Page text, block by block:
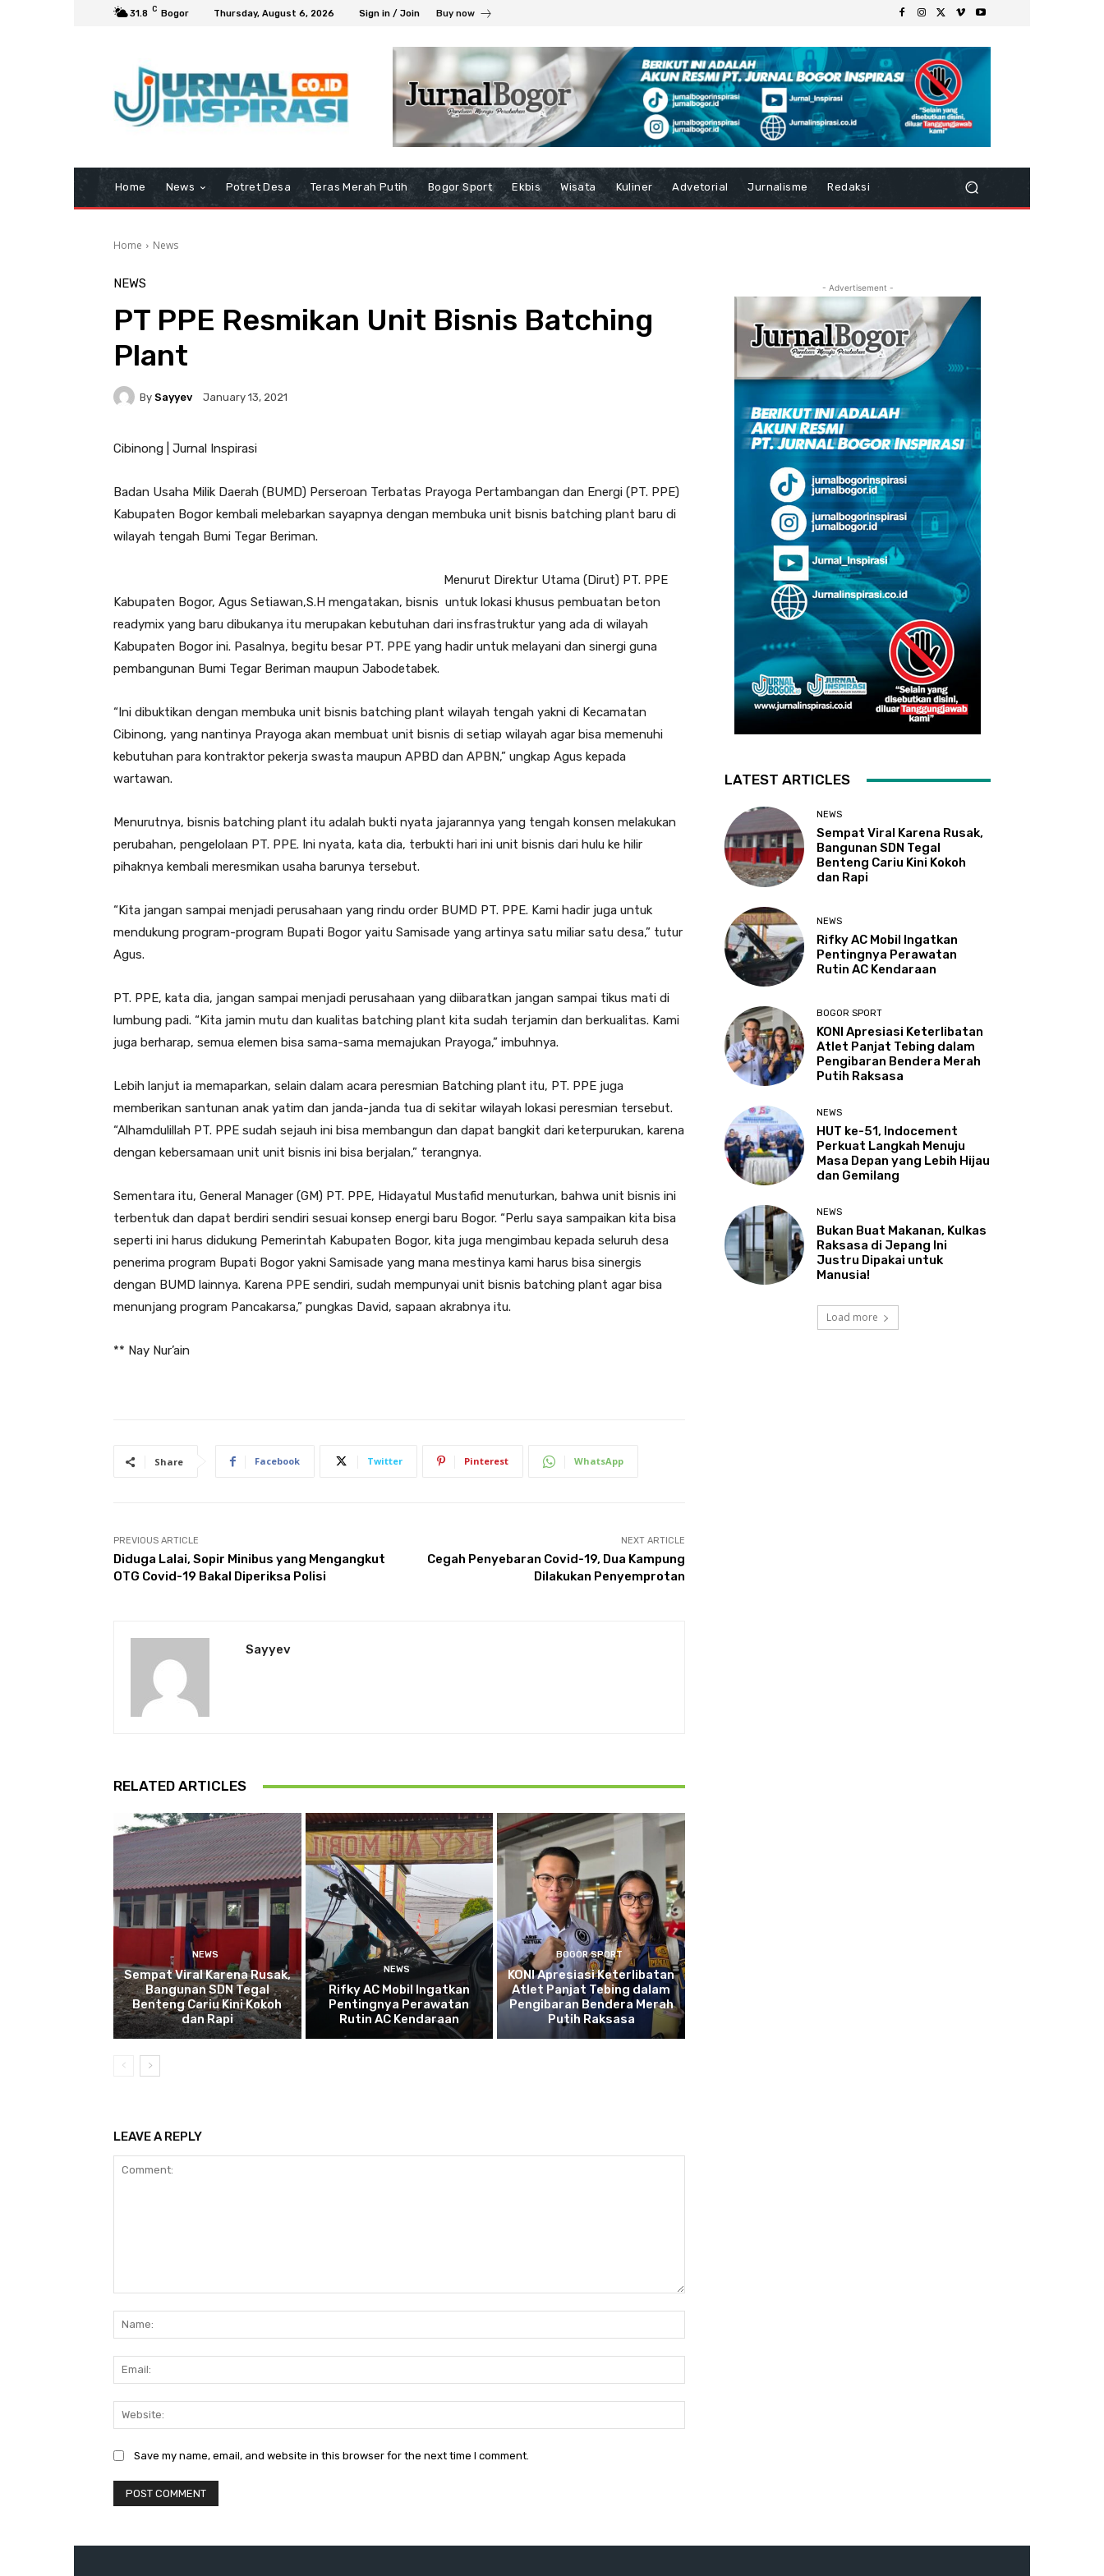
31.8 C Bogor Thursday, August 6, 2026 Sign in / Join Buy now
Home News Potret Desa Teras Merah Putih Bogor Sport Ekbis Wisata Kuliner Advetorial Jurnalisme Redaksi
Home News
NEWS
PT PPE Resmikan Unit Bisnis Batching
Plant
By Sayyev January 13, 2021
Cibinong | Jurnal Inspirasi
Badan Usaha Milik Daerah (BUMD) Perseroan Terbatas Prayoga Pertambangan dan Energi (PT. PPE)
Kabupaten Bogor kembali melebarkan sayapnya dengan membuka unit bisnis batching plant baru di
wilayah tengah Bumi Tegar Beriman.
Menurut Direktur Utama (Dirut) PT. PPE
Kabupaten Bogor, Agus Setiawan,S.H mengatakan, bisnis untuk lokasi khusus pembuatan beton
readymix yang baru dibukanya itu merupakan kebutuhan dari insfrastruktur yang ada di wilayah
Kabupaten Bogor ini. Pasalnya, begitu besar PT. PPE yang hadir untuk melayani dan sinergi guna
pembangunan Bumi Tegar Beriman maupun Jabodetabek.
“Ini dibuktikan dengan membuka unit bisnis batching plant wilayah tengah yakni di Kecamatan
Cibinong, yang nantinya Prayoga akan membuat unit bisnis di setiap wilayah agar bisa memenuhi
kebutuhan para kontraktor pekerja swasta maupun APBD dan APBN,” ungkap Agus kepada
wartawan.
Menurutnya, bisnis batching plant itu adalah bukti nyata jajarannya yang tengah konsen melakukan
perubahan, pengelolaan PT. PPE. Ini nyata, kata dia, terbukti hari ini unit bisnis dari hulu ke hilir
pihaknya kembali meresmikan usaha barunya tersebut.
“Kita jangan sampai menjadi perusahaan yang rindu order BUMD PT. PPE. Kami hadir juga untuk
mendukung program-program Bupati Bogor yaitu Samisade yang artinya satu miliar satu desa,” tutur
Agus.
PT. PPE, kata dia, jangan sampai menjadi perusahaan yang diibaratkan jangan sampai tikus mati di
lumbung padi. “Kita jamin mutu dan kualitas batching plant kita sudah terjamin dan berkualitas. Kami
juga berharap, semua elemen bisa sama-sama memajukan Prayoga,” imbuhnya.
Lebih lanjut ia memaparkan, selain dalam acara peresmian Batching plant itu, PT. PPE juga
memberikan santunan anak yatim dan janda-janda tua di sekitar wilayah lokasi peresmian tersebut.
“Alhamdulillah PT. PPE sudah sejauh ini bisa membangun dan dapat bangkit dari keterpurukan, karena
dengan kebersamaan unit unit bisnis ini bisa berjalan,” terangnya.
Sementara itu, General Manager (GM) PT. PPE, Hidayatul Mustafid menuturkan, bahwa unit bisnis ini
terbentuk dan dapat berdiri sendiri sesuai konsep energi baru Bogor. “Perlu saya sampaikan kita bisa
seperti ini harus didukung Pemerintah Kabupaten Bogor, kita juga mengimbau kepada seluruh desa
penerima program Bupati Bogor yakni Samisade yang mana mestinya kami harus bisa sinergis
dengan BUMD lainnya. Karena PPE sendiri, sudah mempunyai unit bisnis batching plant agar bisa
menunjang program Pancakarsa,” pungkas David, sapaan akrabnya itu.
** Nay Nur’ain
Share Facebook Twitter Pinterest WhatsApp
PREVIOUS ARTICLE
Diduga Lalai, Sopir Minibus yang Mengangkut
OTG Covid-19 Bakal Diperiksa Polisi
NEXT ARTICLE
Cegah Penyebaran Covid-19, Dua Kampung
Dilakukan Penyemprotan
Sayyev
RELATED ARTICLES
NEWS
Sempat Viral Karena Rusak,
Bangunan SDN Tegal
Benteng Cariu Kini Kokoh
dan Rapi
NEWS
Rifky AC Mobil Ingatkan
Pentingnya Perawatan
Rutin AC Kendaraan
BOGOR SPORT
KONI Apresiasi Keterlibatan
Atlet Panjat Tebing dalam
Pengibaran Bendera Merah
Putih Raksasa
LEAVE A REPLY
Save my name, email, and website in this browser for the next time I comment.
- Advertisement -
LATEST ARTICLES
NEWS
Sempat Viral Karena Rusak,
Bangunan SDN Tegal
Benteng Cariu Kini Kokoh
dan Rapi
NEWS
Rifky AC Mobil Ingatkan
Pentingnya Perawatan
Rutin AC Kendaraan
BOGOR SPORT
KONI Apresiasi Keterlibatan
Atlet Panjat Tebing dalam
Pengibaran Bendera Merah
Putih Raksasa
NEWS
HUT ke-51, Indocement
Perkuat Langkah Menuju
Masa Depan yang Lebih Hijau
dan Gemilang
NEWS
Bukan Buat Makanan, Kulkas
Raksasa di Jepang Ini
Justru Dipakai untuk
Manusia!
Load more